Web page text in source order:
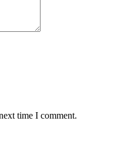
time I comment.